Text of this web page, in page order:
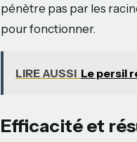
pénètre pas par les
pour fonctionner.
LIRE AUSSI Le persil
Efficacité et